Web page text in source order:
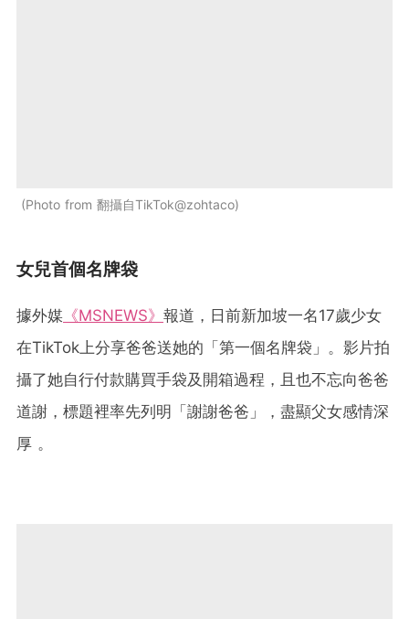
Photo from 翻攝自TikTok@zohtaco
女兒首個名牌袋
據外媒 《MSNEWS》 報道，日前新加坡一名17歲少女
在TikTok上分享爸爸送她的「第一個名牌袋」。影片拍
攝了她自行付款購買手袋及開箱過程，且也不忘向爸爸
道謝，標題裡率先列明「謝謝爸爸」，盡顯父女感情深
厚 。